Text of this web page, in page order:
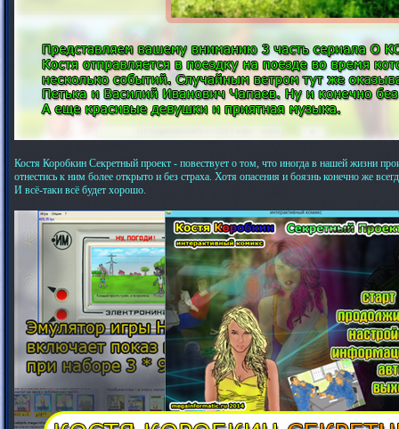
Костя Коробкин Секретный проект - повествует о том, что иногда в нашей жизни
отнестись к ним более открыто и без страха. Хотя опасения и боязнь конечно же
И всё-таки всё будет хорошо.